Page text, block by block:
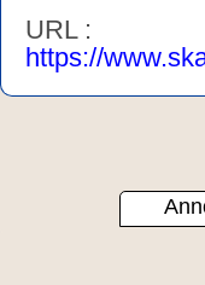
URL :
https://